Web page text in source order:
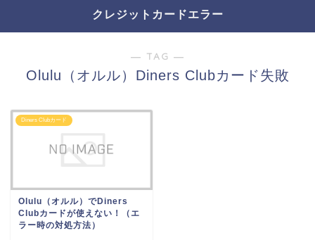
クレジットカードエラー
― TAG ―
Olulu（オルル）Diners Clubカード失敗
Diners Clubカード
Olulu（オルル）でDiners
Clubカードが使えない！（エ
ラー時の対処方法）